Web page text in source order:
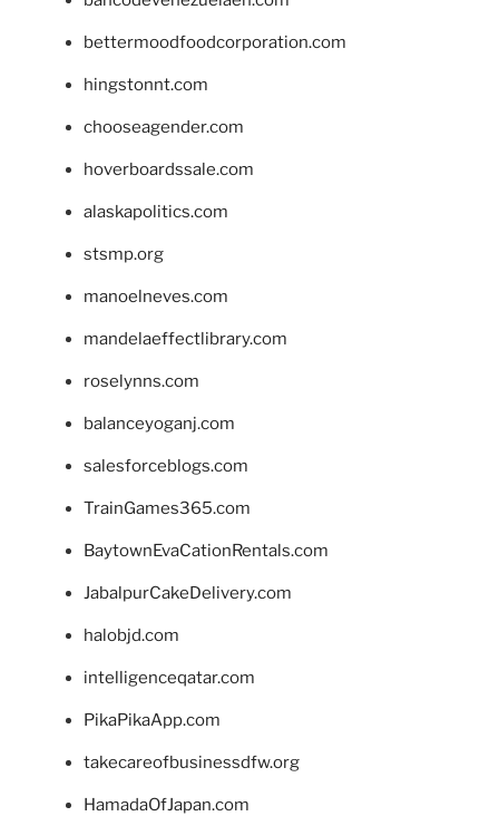
bettermoodfoodcorporation.com
hingstonnt.com
chooseagender.com
hoverboardssale.com
alaskapolitics.com
stsmp.org
manoelneves.com
mandelaeffectlibrary.com
roselynns.com
balanceyoganj.com
salesforceblogs.com
TrainGames365.com
BaytownEvaCationRentals.com
JabalpurCakeDelivery.com
halobjd.com
intelligenceqatar.com
PikaPikaApp.com
takecareofbusinessdfw.org
HamadaOfJapan.com